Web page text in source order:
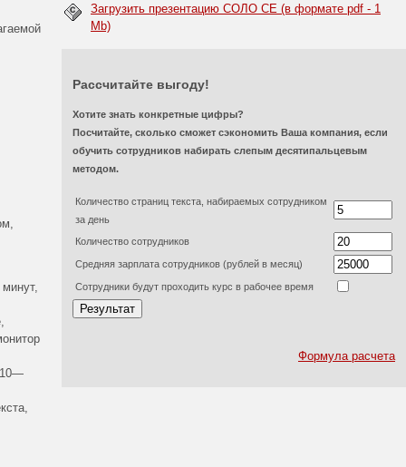
10—
Загрузить презентацию СОЛО CE (в формате pdf - 1
Mb)
Рассчитайте выгоду!
Хотите знать конкретные цифры?
Посчитайте, сколько сможет сэкономить Ваша компания, если
обучить сотрудников набирать слепым десятипальцевым
методом.
Количество страниц текста, набираемых сотрудником
за день
Количество сотрудников
Средняя зарплата сотрудников (рублей в месяц)
Сотрудники будут проходить курс в рабочее время
Формула расчета